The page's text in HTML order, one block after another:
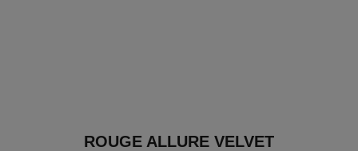
ROUGE ALLURE VELVET